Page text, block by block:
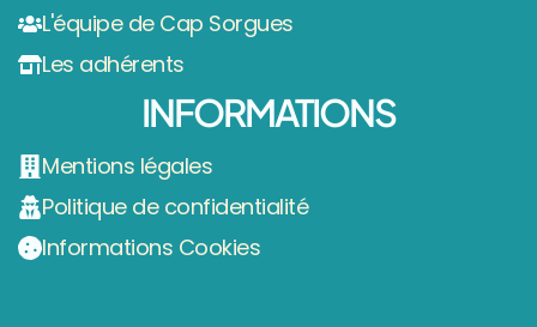
L'équipe de Cap Sorgues
Les adhérents
INFORMATIONS
Mentions légales
Politique de confidentialité
Informations Cookies